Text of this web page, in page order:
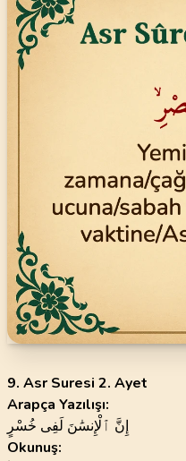
9. Asr Suresi 2. Ayet
Arapça Yazılışı:
إِنَّ ٱلْإِنسَٰنَ لَفِى خُسْرٍ
Okunuş: